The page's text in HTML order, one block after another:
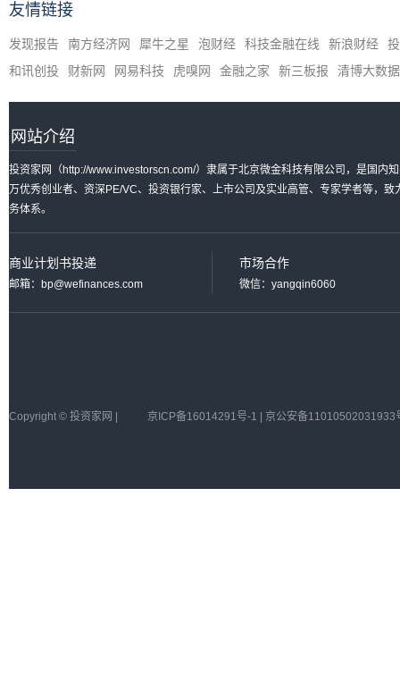
友情链接
发现报告 南方经济网 犀牛之星 泡财经 科技金融在线 新浪财经
和讯创投
财新网 网易科技 虎嗅网 金融之家 新三板报 清博大数据
网站介绍
投资家网（http://www.investorscn.com/）隶属于北京微金科技有限公司，是国内
万优秀创业者、资深PE/VC、投资银行家、上市公司及实业高管、专家学者等，
务体系。
商业计划书投递
邮箱：bp@wefinances.com
市场合作
微信：yangqin6060
Copyright © 投资家网 | 京ICP备16014291号-1 | 京公安备11010502031933